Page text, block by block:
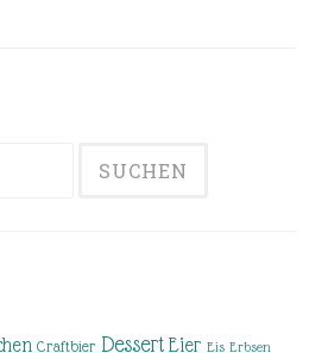
Craftbier Dessert Eier Eis Erbsen